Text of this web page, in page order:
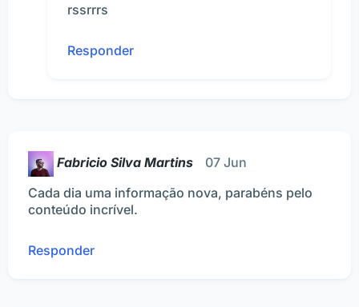
rssrrrs
Responder
Fabricio Silva Martins
07 Jun
Cada dia uma informação nova, parabéns pelo
conteúdo incrível.
Responder